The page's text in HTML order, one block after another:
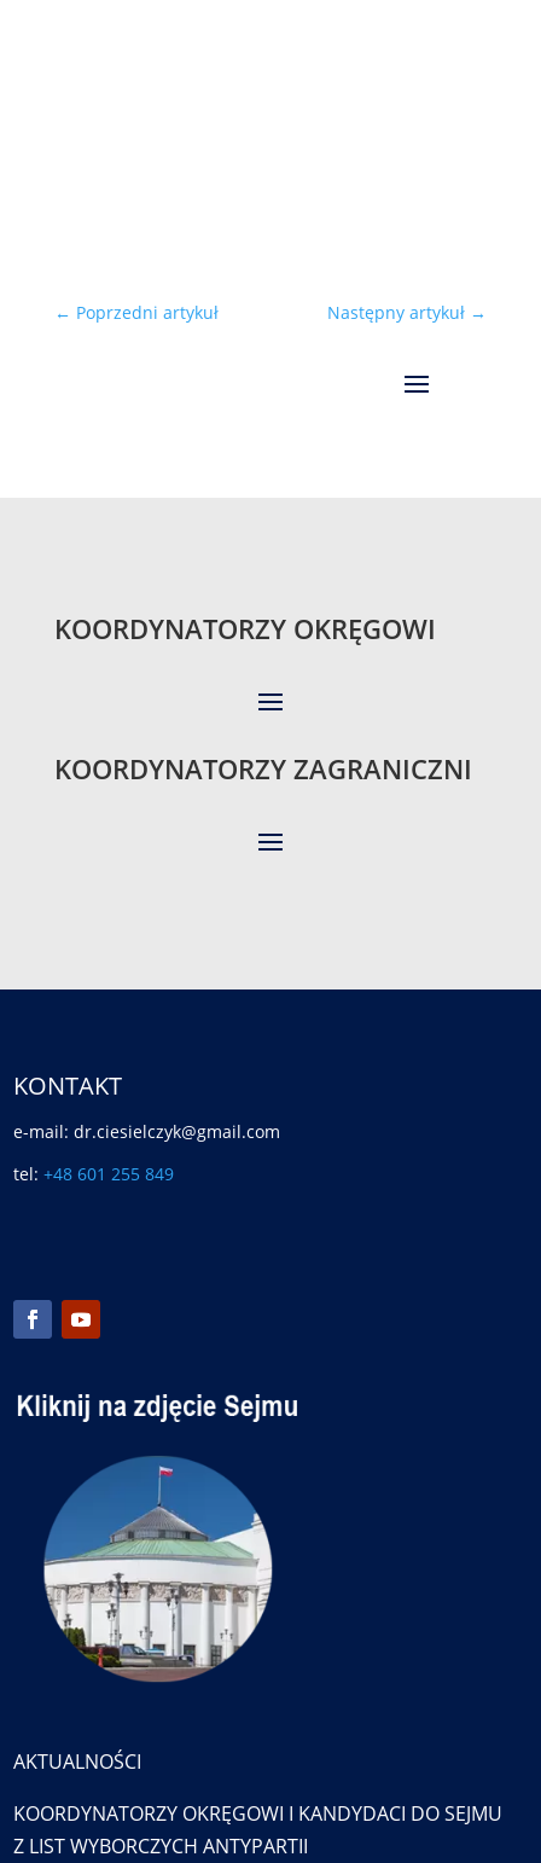
← Poprzedni artykuł Następny artykuł →
KOORDYNATORZY OKRĘGOWI
KOORDYNATORZY ZAGRANICZNI
KONTAKT
e-mail: dr.ciesielczyk@gmail.com
tel:+48 601 255 849
AKTUALNOŚCI
KOORDYNATORZY OKRĘGOWI I KANDYDACI DO SEJMU
Z LIST WYBORCZYCH ANTYPARTII